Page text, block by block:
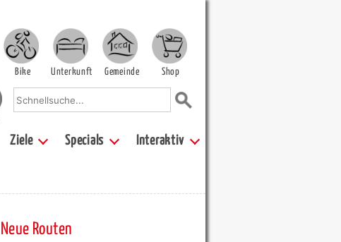
Bike Unterkunft Gemeinde Shop
Ziele Specials Interaktiv
Neue Routen